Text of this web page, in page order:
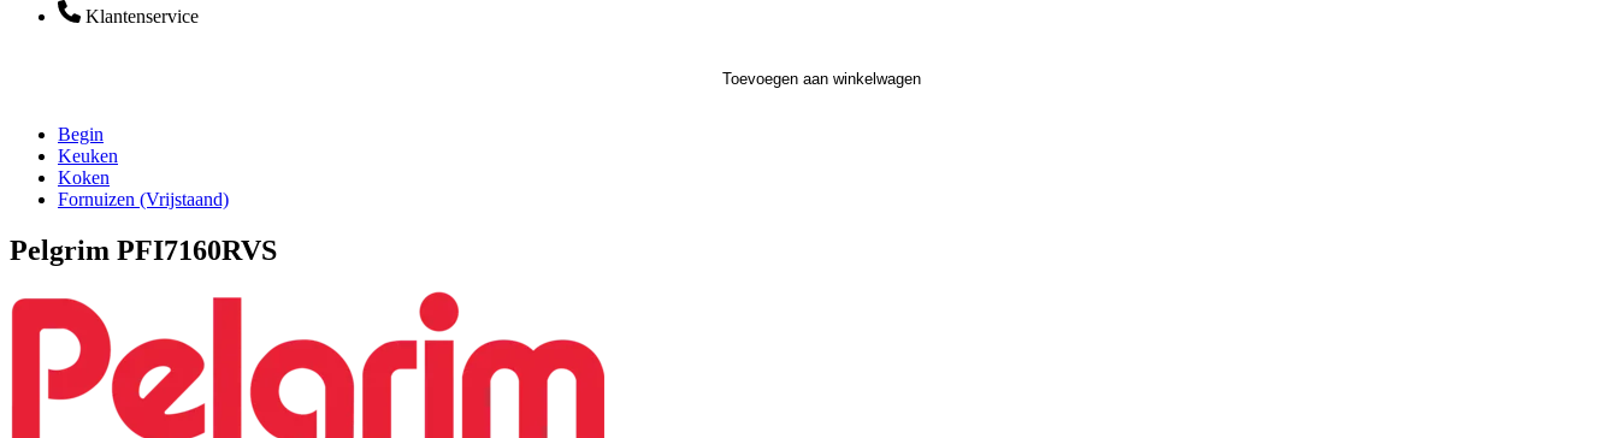
Klantenservice
Toevoegen aan winkelwagen
Begin
Keuken
Koken
Fornuizen (Vrijstaand)
Pelgrim PFI7160RVS